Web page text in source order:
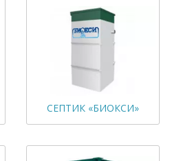
СЕПТИК «БИОКСИ»